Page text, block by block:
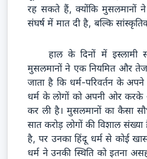
रह सकते हैं, क्योंकि मुसलमानों
संघर्ष में मात दी है, बल्कि
हाल के दिनों में इस्लामी
मुसलमानों ने एक नियमित और तेज
जाता है कि धर्म-परिवर्तन के अपने
धर्म के लोगों को अपनी ओर करके
कर ली है। मुसलमानों का कैसा
सात करोड़ लोगों की विशाल संख्या
है, पर उनका हिंदू धर्म से कोई
धर्म ने उनकी स्थिति को इतना